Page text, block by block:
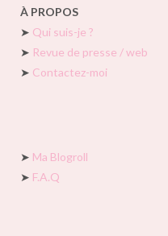
À PROPOS
➤ Qui suis-je ?
➤ Revue de presse / web
➤ Contactez-moi
➤ Ma Blogroll
➤ F.A.Q